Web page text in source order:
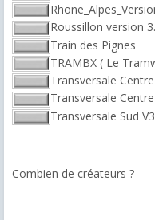
Roussillon version
Train des Pignes
TRAMBX ( Le
Transversale
Transversale
Transversale Sud
Combien de créateurs ?